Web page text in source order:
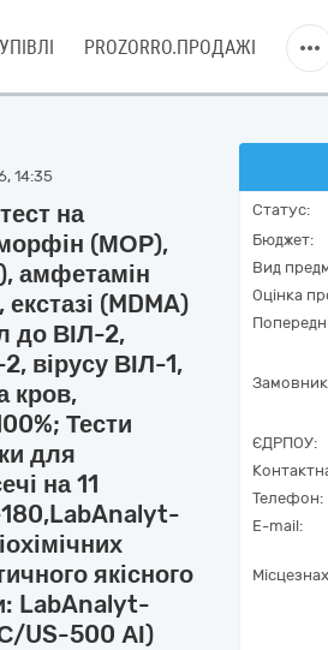
PROZORRO.ПРОДАЖІ
14:35
на
(МОР),
амфетамін
(MDMA)
до ВІЛ-2,
вірусу ВІЛ-1,
кров,
Тести
для
на 11
якісного
LabAnalyt-
US-500 АІ)
Статус:
Бюджет:
Вид
Оцінка
ЄДРПОУ:
Телефон:
E-mail: